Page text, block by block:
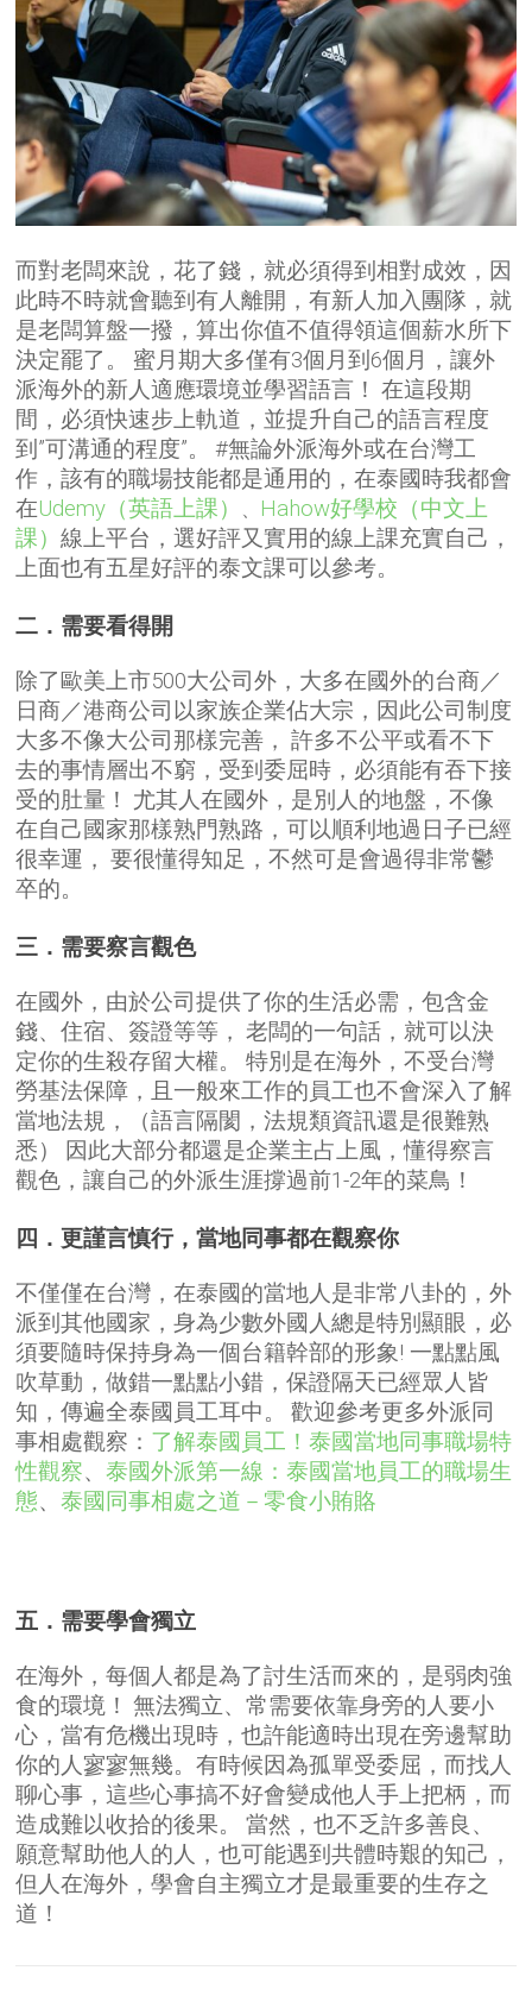
而對老闆來說，花了錢，就必須得到相對成效，因
此時不時就會聽到有人離開，有新人加入團隊，就
是老闆算盤一撥，算出你值不值得領這個薪水所下
決定罷了。
蜜月期大多僅有3個月到6個月，讓外
派海外的新人適應環境並學習語言！ 在這段期
間，必須快速步上軌道，並提升自己的語言程度
到”可溝通的程度”。
#無論外派海外或在台灣工
作，該有的職場技能都是通用的，在泰國時我都會
在Udemy（英語上課）
Hahow好學校（中文上
課）線上平台，選好評又實用的線上課充實自己，
上面也有五星好評的泰文課可以參考。
二．需要看得開
除了歐美上市500大公司外，大多在國外的台商／
日商／港商公司以家族企業佔大宗，因此公司制度
大多不像大公司那樣完善， 許多不公平或看不下
去的事情層出不窮，受到委屈時，必須能有吞下接
受的肚量！ 尤其人在國外，是別人的地盤，不像
在自己國家那樣熟門熟路，可以順利地過日子已經
很幸運， 要很懂得知足，不然可是會過得非常鬱
卒的。
三．需要察言觀色
在國外，由於公司提供了你的生活必需，包含金
錢、住宿、簽證等等， 老闆的一句話，就可以決
定你的生殺存留大權。
特別是在海外，不受台灣
勞基法保障，且一般來工作的員工也不會深入了解
當地法規，（語言隔閡，法規類資訊還是很難熟
悉）
因此大部分都還是企業主占上風，懂得察言
觀色，讓自己的外派生涯撐過前1-2年的菜鳥！
四．更謹言慎行，當地同事都在觀察你
不僅僅在台灣，在泰國的當地人是非常八卦的，外
派到其他國家，身為少數外國人總是特別顯眼，必
須要隨時保持身為一個台籍幹部的形象! 一點點風
吹草動，做錯一點點小錯，保證隔天已經眾人皆
知，傳遍全泰國員工耳中。
歡迎參考更多外派同
事相處觀察： 了解泰國員工！泰國當地同事職場特
性觀察、泰國外派第一線：泰國當地員工的職場生
態、泰國同事相處之道－零食小賄賂
五．需要學會獨立
在海外，每個人都是為了討生活而來的，是弱肉強
食的環境！ 無法獨立、常需要依靠身旁的人要小
心，當有危機出現時，也許能適時出現在旁邊幫助
你的人寥寥無幾。有時候因為孤單受委屈，而找人
聊心事，這些心事搞不好會變成他人手上把柄，而
造成難以收拾的後果。
當然，也不乏許多善良、
願意幫助他人的人，也可能遇到共體時艱的知己，
但人在海外，學會自主獨立才是最重要的生存之
道！